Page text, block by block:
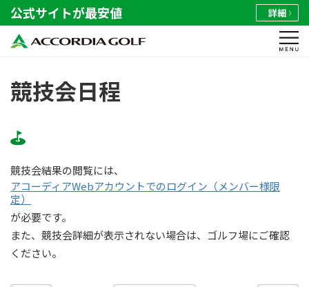
公式サイトが最安値 詳細
競技会日程
競技会結果の閲覧には、
アコーディアWebアカウントでのログイン（メンバー様限
定）
が必要です。
また、競技会詳細が表示されない場合は、ゴルフ場にご確認
ください。